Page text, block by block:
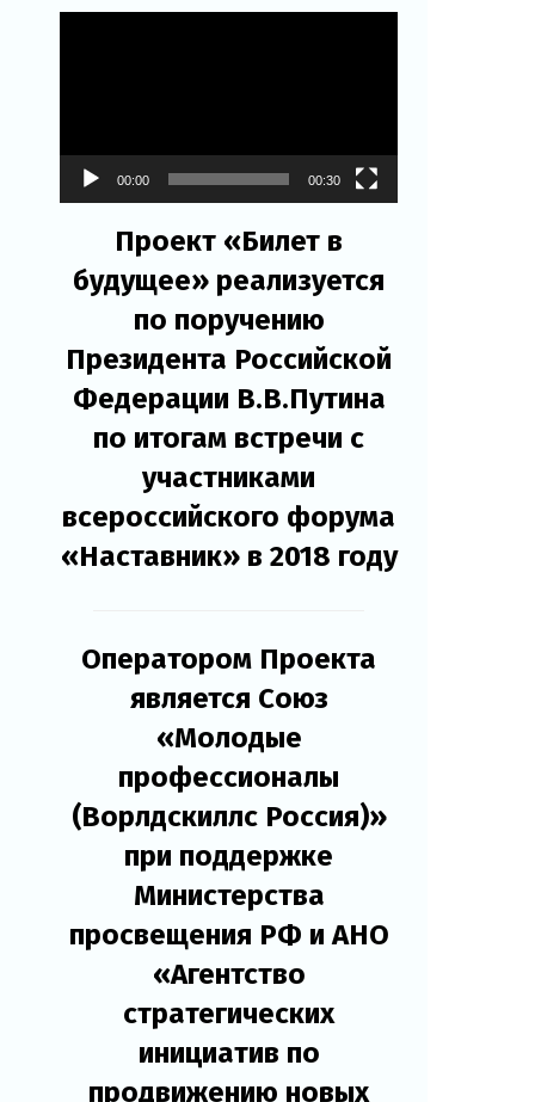
00:00 00:30
Проект «Билет в
будущее» реализуется
по поручению
Президента Российской
Федерации В.В.Путина
по итогам встречи с
участниками
всероссийского форума
«Наставник» в 2018 году
Оператором Проекта
является Союз
«Молодые
профессионалы
(Ворлдскиллс Россия)»
при поддержке
Министерства
просвещения РФ и АНО
«Агентство
стратегических
инициатив по
продвижению новых